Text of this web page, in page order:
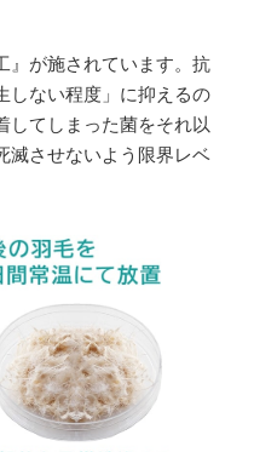
』が施されています。抗
しない程度」に抑えるの
してしまった菌をそれ以
滅させないよう限界レベ